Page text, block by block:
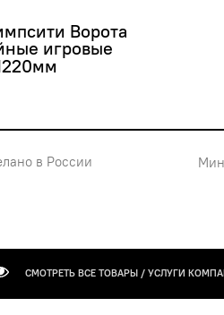
Ворота
игровые
в России
СМОТРЕТЬ ВСЕ ТОВАРЫ / УСЛУГИ